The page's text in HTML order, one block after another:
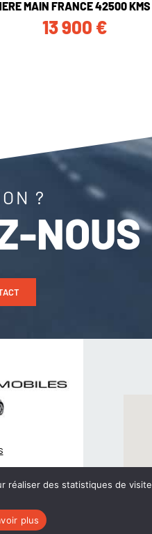
MAIN FRANCE 42500 KMS
13 900 €
?
NOUS
des statistiques de
plus